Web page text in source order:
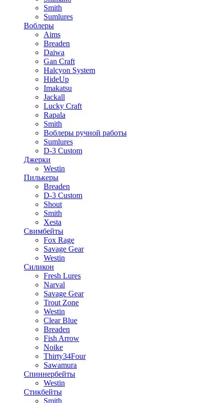
Smith
Sumlures
Воблеры
Aims
Breaden
Daiwa
Gan Craft
Halcyon System
HideUp
Imakatsu
Jackall
Lucky Craft
Rapala
Smith
Воблеры ручной работы
Sumlures
D-3 Custom
Джерки
Westin
Пилькеры
Breaden
D-3 Custom
Shout
Smith
Xesta
Свимбейты
Fox Rage
Savage Gear
Westin
Силикон
Fresh Lures
Narval
Savage Gear
Trout Zone
Westin
Clear Blue
Breaden
Fish Arrow
Noike
Thirty34Four
Sawamura
Спиннербейты
Westin
Стикбейты
Smith